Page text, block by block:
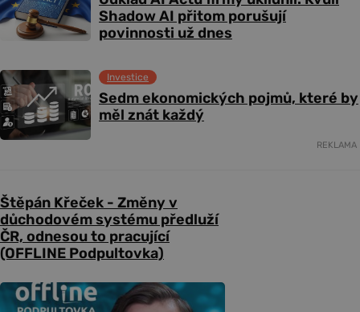
Shadow AI přitom porušují
povinnosti už dnes
Sedm ekonomických pojmů, které by
měl znát každý
Investice
REKLAMA
Štěpán Křeček - Změny v
důchodovém systému předluží
ČR, odnesou to pracující
(OFFLINE Podpultovka)